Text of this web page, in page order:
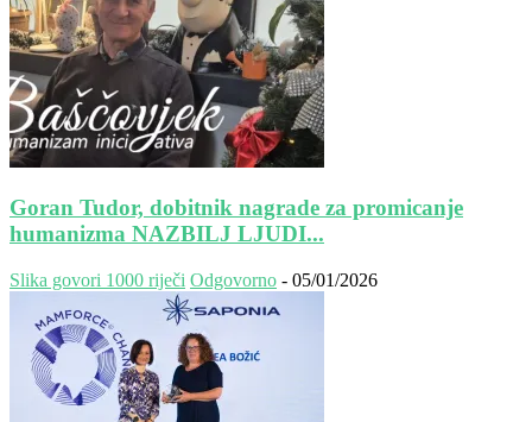
Goran Tudor, dobitnik nagrade za promicanje
humanizma NAZBILJ LJUDI...
Slika govori 1000 riječi Odgovorno - 05/01/2026